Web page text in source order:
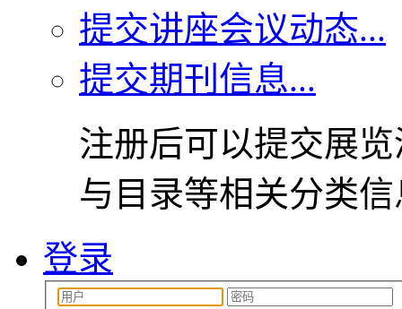
提交讲座会议动态...
提交期刊信息...
注册后可以提交展
与目录等相关分类
登录